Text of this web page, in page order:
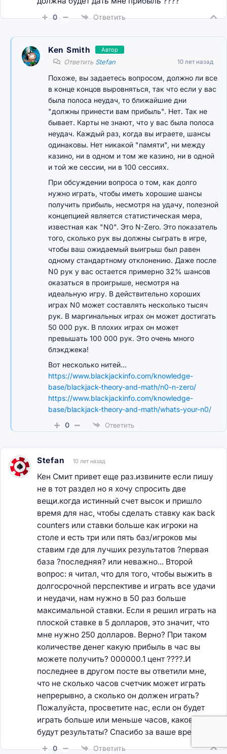
0 Ответить
Ken Smith Автор
Ответить Stefan 10 лет назад
Похоже, вы задаетесь вопросом, должно ли все
в конце концов выровняться, так что если у вас
была полоса неудач, то ближайшие дни
"должны принести вам прибыль". Нет. Так не
бывает. Карты не знают, что у вас была полоса
неудач. Каждый раз, когда вы играете, шансы
одинаковы. Нет никакой "памяти", ни между
казино, ни в одном и том же казино, ни в одной
и той же сессии, ни в 100 сессиях.
При обсуждении вопроса о том, как долго
нужно играть, чтобы иметь хорошие шансы
получить прибыль, несмотря на удачу, полезной
концепцией является статистическая мера,
известная как "N0". Это N-Zero. Это показатель
того, сколько рук вы должны сыграть в игре,
чтобы ваш ожидаемый выигрыш был равен
одному стандартному отклонению. Даже после
N0 рук у вас остается примерно 32% шансов
оказаться в проигрыше, несмотря на
идеальную игру. В действительно хороших
играх N0 может составлять несколько тысяч
рук. В маргинальных играх он может достигать
50 000 рук. В плохих играх он может
превышать 100 000 рук. Это очень много
блэкджека!
Вот несколько нитей...
https://www.blackjackinfo.com/knowledge-
base/blackjack-theory-and-math/n0-n-zero/
https://www.blackjackinfo.com/knowledge-
base/blackjack-theory-and-math/whats-your-n0/
0
Ответить
Stefan 10 лет назад
Кен Смит привет еще раз.извините если пишу
не в тот раздел но я хочу спросить две
вещи.когда истинный счет высок и пришло
время для нас, чтобы сделать ставку как back
counters или ставки больше как игроки на
столе и есть три или пять баз/игроков мы
ставим где для лучших результатов ?первая
база ?последняя? или неважно... Второй
вопрос: я читал, что для того, чтобы выжить в
долгосрочной перспективе и играть все удачи
и неудачи, нам нужно в 50 раз больше
максимальной ставки. Если я решил играть на
плоской ставке в 5 долларов, это значит, что
мне нужно 250 долларов. Верно? При таком
количестве денег какую прибыль в час вы
можете получить? 000000.1 цент ????.И
последнее в другом посте вы ответили мне,
что не сколько часов счетчик может играть
непрерывно, а сколько он должен играть?
Пожалуйста, просветите нас, если он будет
играть больше или меньше часов, каковы
будут результаты? Спасибо за ваше время!!!
0 Ответить